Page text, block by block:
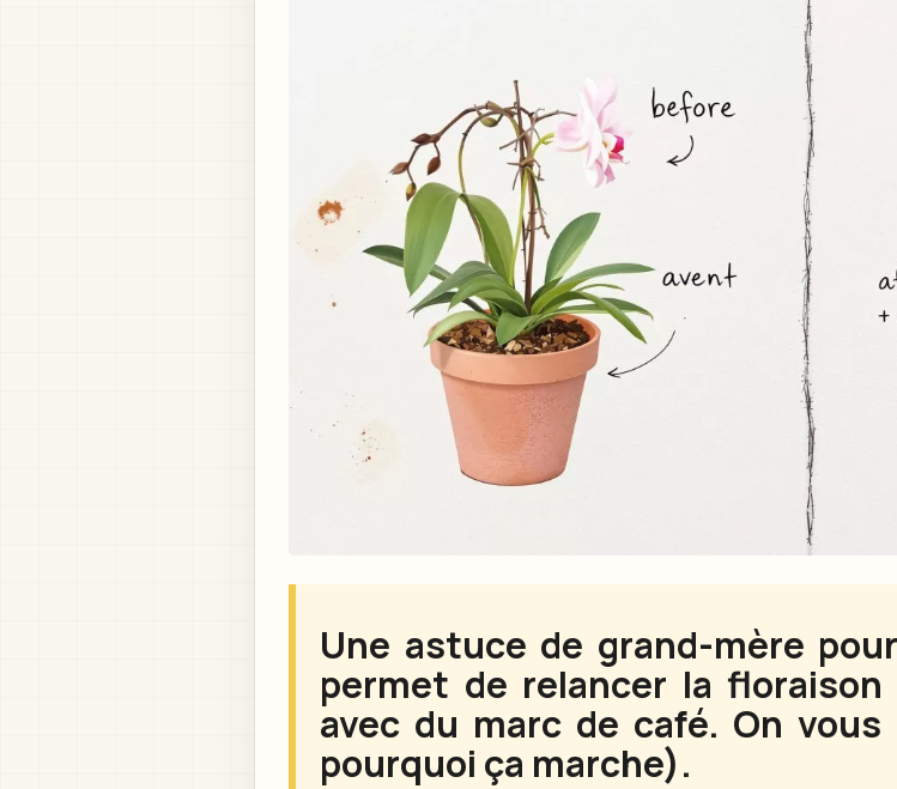
Une astuce de grand-mère
permet de relancer la
avec du marc de café. On
pourquoi ça marche).